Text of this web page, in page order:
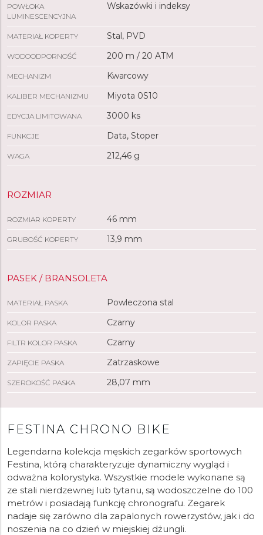
POWŁOKA
LUMINESCENCYJNA
Wskazówki i indeksy
MATERIAŁ KOPERTY Stal, PVD
WODOODPORNOŚĆ 200 m / 20 ATM
MECHANIZM Kwarcowy
KALIBER MECHANIZMU Miyota 0S10
EDYCJA LIMITOWANA 3000 ks
FUNKCJE Data, Stoper
WAGA 212,46 g
ROZMIAR
ROZMIAR KOPERTY 46 mm
GRUBOŚĆ KOPERTY 13,9 mm
PASEK / BRANSOLETA
MATERIAŁ PASKA Powleczona stal
KOLOR PASKA Czarny
FILTR KOLOR PASKA Czarny
ZAPIĘCIE PASKA Zatrzaskowe
SZEROKOŚĆ PASKA 28,07 mm
FESTINA CHRONO BIKE
Legendarna kolekcja męskich zegarków sportowych
Festina, którą charakteryzuje dynamiczny wygląd i
odważna kolorystyka. Wszystkie modele wykonane są
ze stali nierdzewnej lub tytanu, są wodoszczelne do 100
metrów i posiadają funkcję chronografu. Zegarek
nadaje się zarówno dla zapalonych rowerzystów, jak i do
noszenia na co dzień w miejskiej dżungli.